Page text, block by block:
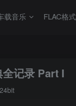
载音乐 FLAC格式
记录 Part I